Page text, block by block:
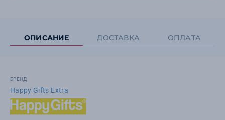
ОПИСАНИЕ ДОСТАВКА ОПЛАТА
БРЕНД
Happy Gifts Extra